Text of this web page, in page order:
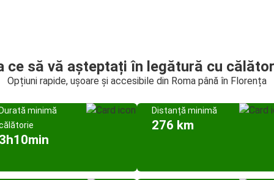
ce să vă așteptați în legătură cu
Opțiuni rapide, ușoare și accesibile din Roma până în Florența
minimă
Distanță minimă
276 km